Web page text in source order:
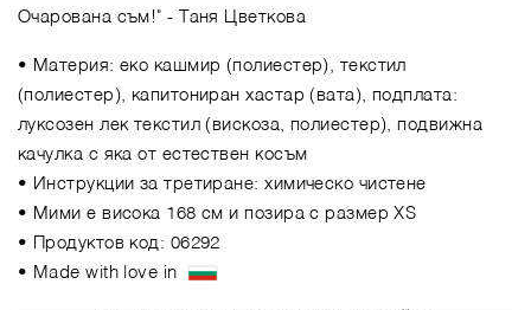
Очарована съм!" - Таня Цветкова
• Материя: еко кашмир (полиестер), текстил
(полиестер), капитониран хастар (вата), подплата:
луксозен лек текстил (вискоза, полиестер), подвижна
качулка с яка от естествен косъм
• Инструкции за третиране: химическо чистене
• Мими е висока 168 см и позира с размер XS
• Продуктов код: 06292
• Made with love in